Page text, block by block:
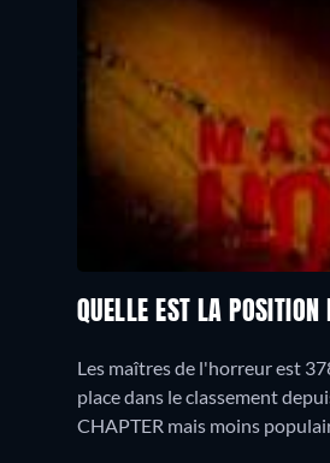
QUELLE EST LA
Les maîtres de l'horreur est
place dans le classement
CHAPTER mais moins